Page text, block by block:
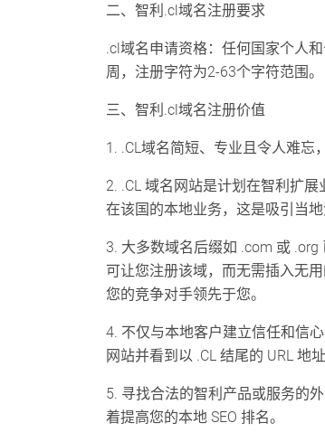
二、智利.cl域名注册要求
.cl域名申请资格：任何国家个人
周，注册字符为2-63个字符范围。
三、智利.cl域名注册价值
1. .CL域名简短、专业且令人难忘
2. .CL 域名网站是计划在智利扩
在该国的本地业务，这是吸引当
3. 大多数域名后缀如 .com 或
可让您注册该域，而无需插入无
您的竞争对手领先于您。
4. 不仅与本地客户建立信任和信
网站并看到以 .CL 结尾的 URL 地
5. 寻找合法的智利产品或服务的
着提高您的本地 SEO 排名。